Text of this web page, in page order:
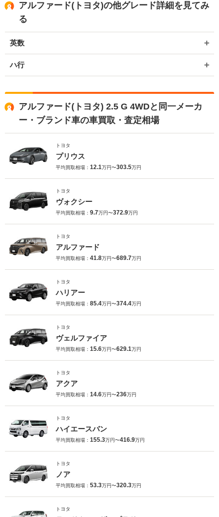
アルファード(トヨタ)の他グレード詳細を見てみ
る
英数
ハ行
アルファード(トヨタ) 2.5 G 4WDと同一メーカ
ー・ブランド車の車買取・査定相場
トヨタ
プリウス
平均買取相場： 12.1万円〜303.5万円
トヨタ
ヴォクシー
平均買取相場： 9.7万円〜372.9万円
トヨタ
アルファード
平均買取相場： 41.8万円〜689.7万円
トヨタ
ハリアー
平均買取相場： 85.4万円〜374.4万円
トヨタ
ヴェルファイア
平均買取相場： 15.6万円〜629.1万円
トヨタ
アクア
平均買取相場： 14.6万円〜236万円
トヨタ
ハイエースバン
平均買取相場： 155.3万円〜416.9万円
トヨタ
ノア
平均買取相場： 53.3万円〜320.3万円
トヨタ